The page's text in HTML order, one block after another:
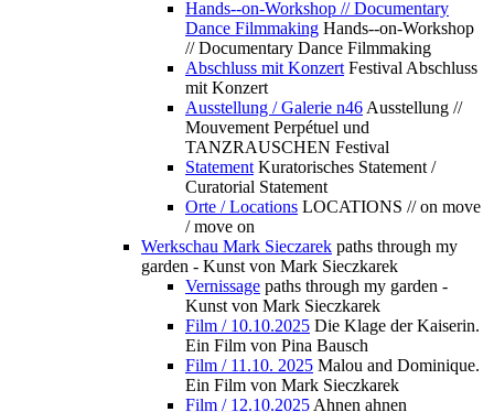
Hands--on-Workshop // Documentary
Dance Filmmaking Hands--on-Workshop
// Documentary Dance Filmmaking
Abschluss mit Konzert Festival Abschluss
mit Konzert
Ausstellung / Galerie n46 Ausstellung //
Mouvement Perpétuel und
TANZRAUSCHEN Festival
Statement Kuratorisches Statement /
Curatorial Statement
Orte / Locations LOCATIONS // on move
/ move on
Werkschau Mark Sieczarek paths through my
garden - Kunst von Mark Sieczkarek
Vernissage paths through my garden -
Kunst von Mark Sieczkarek
Film / 10.10.2025 Die Klage der Kaiserin.
Ein Film von Pina Bausch
Film / 11.10. 2025 Malou and Dominique.
Ein Film von Mark Sieczkarek
Film / 12.10.2025 Ahnen ahnen